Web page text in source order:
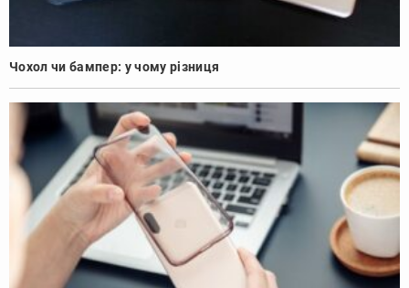
Чохол чи бампер: у чому різниця